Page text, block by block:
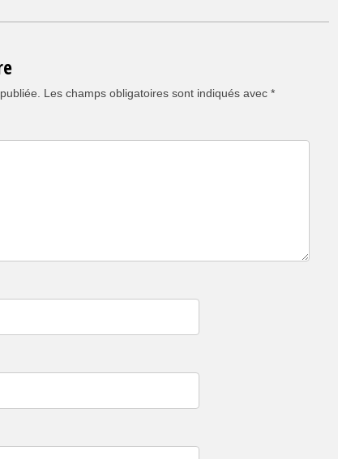
Les champs obligatoires sont indiqués avec *